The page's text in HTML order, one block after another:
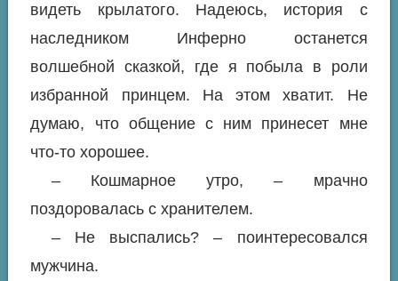
видеть крылатого. Надеюсь, история с
наследником Инферно останется
волшебной сказкой, где я побыла в роли
избранной принцем. На этом хватит. Не
думаю, что общение с ним принесет мне
что-то хорошее.
– Кошмарное утро, – мрачно
поздоровалась с хранителем.
– Не выспались? – поинтересовался
мужчина.